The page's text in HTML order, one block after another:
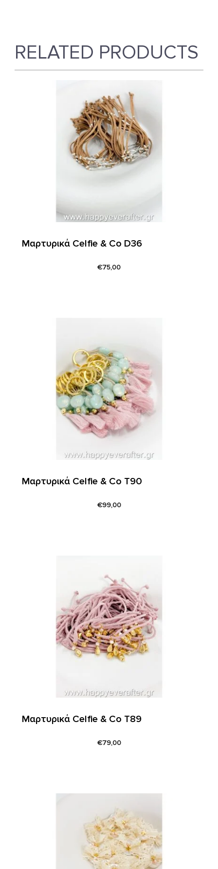
RELATED PRODUCTS
Μαρτυρικά Celfie & Co D36
€75,00
Μαρτυρικά Celfie & Co T90
€99,00
Μαρτυρικά Celfie & Co T89
€79,00